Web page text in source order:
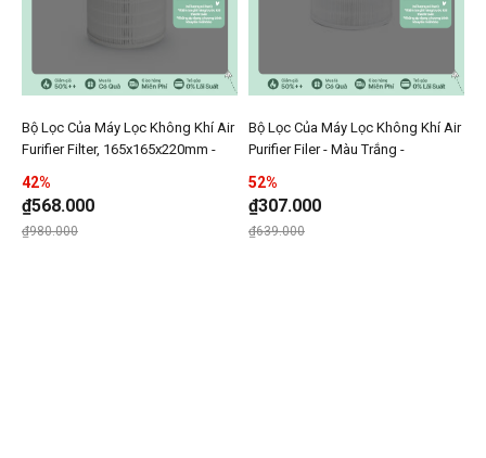
Thêm Bộ Lọc Của Máy Lọc Không Khí Air Furifier
Thêmn Bộ Lọc Của Máy Lọc Không Khí
Bộ Lọc Của Máy Lọc Không Khí Air
Furifier Filter, 165x165x220mm -
42%
₫568.000
Giá giảm xuống từ
₫980.000đến
Thêm Bộ Lọc Của Máy
Thêmn Bộ
Bộ Lọc Của Máy Lọc Không Khí Air
Purifier Filer - Màu Trắng -
52%
₫307.000
Giá giảm xuống từ
₫639.000đến